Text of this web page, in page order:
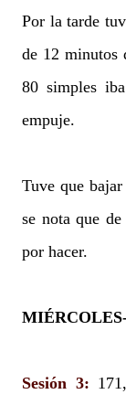
Por la tarde
de 12 minutos
80 simples
empuje.
Tuve que
se nota que
por hacer.
Sesión 3: